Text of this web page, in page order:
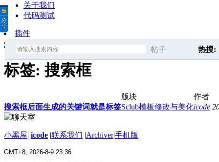
关于我们
代码测试
插件
帖子
索
热搜:
爱秀代码
标签: 搜索框
版块
作者
搜索框后面生成的关键词就是标签Sclub模板修改与美化icode
小黑屋| icode |联系我们 |Archiver|手机版
GMT+8, 2026-8-9 23:36